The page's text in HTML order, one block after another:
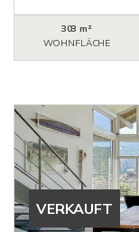
303 m²
WOHNFLÄCHE
VERKAUFT